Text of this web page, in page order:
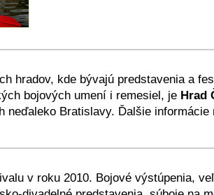
hradov, kde bývajú predstavenia a
bojových umení i remesiel, je Hrad
neďaleko Bratislavy. Ďalšie
v roku 2010. Bojové výstúpenia,